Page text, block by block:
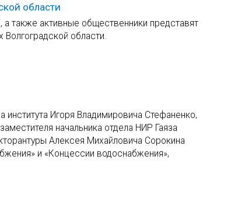
области
а также активные общественники представят
области.
Игоря Владимировича Стефаненко,
начальника отдела НИР Гаяза
Алексея Михайловича Сорокина
и «Концессии водоснабжения»,